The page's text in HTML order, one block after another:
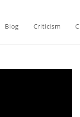
Blog Criticism